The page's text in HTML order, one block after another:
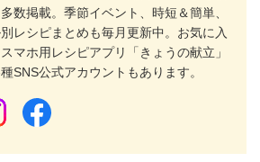
数掲載。季節イベント、時短＆簡単、
レシピまとめも毎月更新中。お気に入
マホ用レシピアプリ「きょうの献立」
SNS公式アカウントもあります。